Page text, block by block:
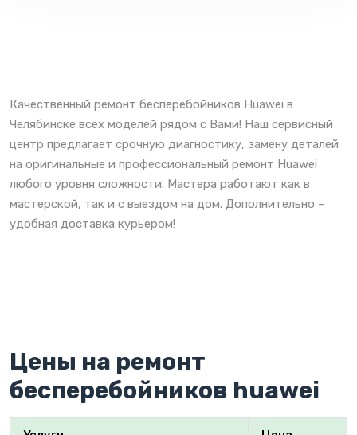
Качественный ремонт бесперебойников Huawei в
Челябинске всех моделей рядом с Вами! Наш сервисный
центр предлагает срочную диагностику, замену деталей
на оригинальные и профессиональный ремонт Huawei
любого уровня сложности. Мастера работают как в
мастерской, так и с выездом на дом. Дополнительно –
удобная доставка курьером!
Цены на ремонт
бесперебойников huawei